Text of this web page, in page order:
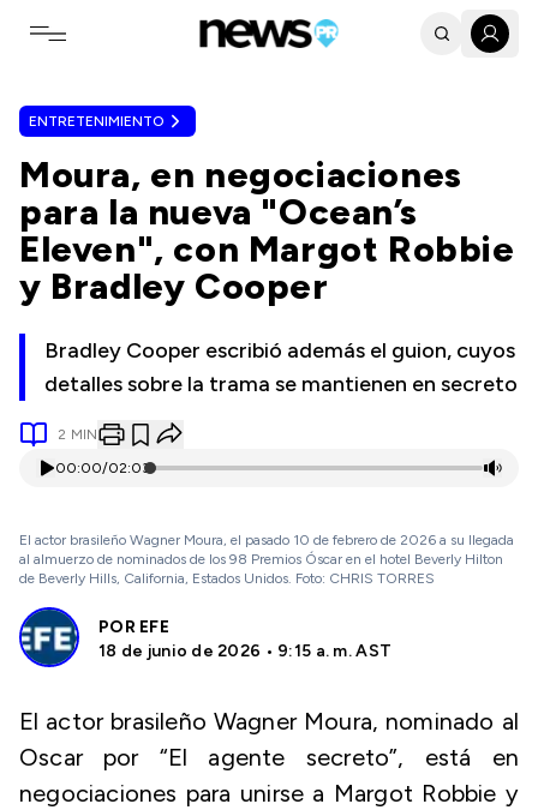
Toggle navigation menu
ENTRETENIMIENTO
Moura, en negociaciones
para la nueva "Ocean’s
Eleven", con Margot Robbie
y Bradley Cooper
Bradley Cooper escribió además el guion, cuyos
detalles sobre la trama se mantienen en secreto
2 MIN
00:00/02:03
El actor brasileño Wagner Moura, el pasado 10 de febrero de 2026 a su llegada
al almuerzo de nominados de los 98 Premios Óscar en el hotel Beverly Hilton
de Beverly Hills, California, Estados Unidos. Foto: CHRIS TORRES
POR EFE
18 de junio de 2026 • 9:15 a. m. AST
El actor brasileño Wagner Moura, nominado al
Oscar por “El agente secreto”, está en
negociaciones para unirse a Margot Robbie y